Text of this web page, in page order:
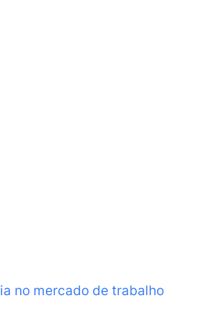
no mercado de trabalho